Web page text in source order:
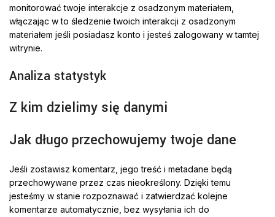
monitorować twoje interakcje z osadzonym materiałem,
włączając w to śledzenie twoich interakcji z osadzonym
materiałem jeśli posiadasz konto i jesteś zalogowany w tamtej
witrynie.
Analiza statystyk
Z kim dzielimy się danymi
Jak długo przechowujemy twoje dane
Jeśli zostawisz komentarz, jego treść i metadane będą
przechowywane przez czas nieokreślony. Dzięki temu
jesteśmy w stanie rozpoznawać i zatwierdzać kolejne
komentarze automatycznie, bez wysyłania ich do